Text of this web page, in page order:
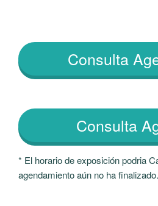
Consulta
Consulta
* El horario de exposición podria
agendamiento aún no ha finalizado.